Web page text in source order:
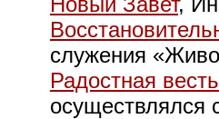
служения
Радостная весть
осуществлялся